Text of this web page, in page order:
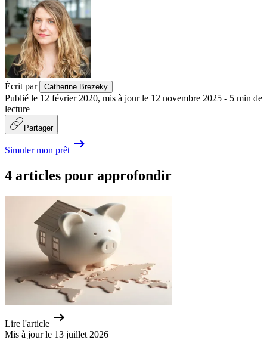
Écrit par Catherine Brezeky
Publié le 12 février 2020, mis à jour le 12 novembre 2025 - 5 min de
lecture
Partager
Simuler mon prêt
4 articles pour approfondir
Lire l'article
Mis à jour le 13 juillet 2026